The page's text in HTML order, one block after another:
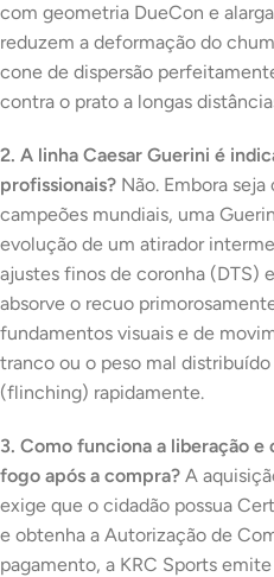
com geometria DueCon e
reduzem a deformação do
cone de dispersão
contra o prato a longas
2. A linha Caesar Guerini é
profissionais? Não. Embora
campeões mundiais, uma
evolução de um atirador
ajustes finos de coronha (DTS)
absorve o recuo
fundamentos visuais e de
tranco ou o peso mal
(flinching) rapidamente.
3. Como funciona a liberação e
fogo após a compra? A
exige que o cidadão possua
e obtenha a Autorização de
pagamento, a KRC Sports